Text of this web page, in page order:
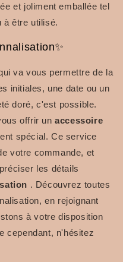
et joliment emballée tel
à être utilisé.
va vous permettre de la
initiales, une date ou un
doré, c'est possible.
offrir unaccessoire
spécial.Ce service
votre commande, et
les détails
. Découvrez toutes
en rejoignant
à votre disposition
cependant, n'hésitez